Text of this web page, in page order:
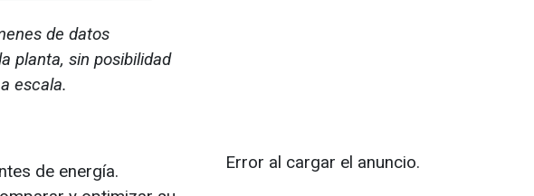
de datos
planta, sin posibilidad
escala.
de energía.
Error al cargar el anuncio.